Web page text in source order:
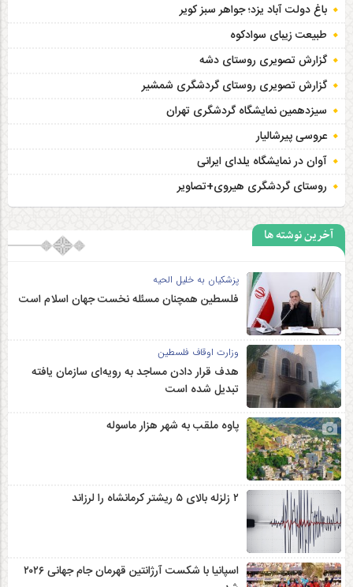
آبونمان تلفن ثابت 45 درصد گران شد
تماس‌های خانگی رایگان شد
مجوز ما
شـماره تمـاس
09364129261
پسـت الـکترونیـکی
osamah.ghaderi@yahoo.com
آدرس پسـتی